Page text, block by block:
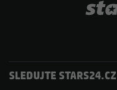
SLEDUJTE STARS24.CZ